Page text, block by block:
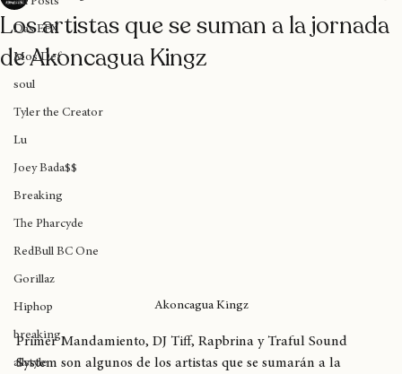
All Posts
Das EFX
Mos Def
soul
Tyler the Creator
Lu
Joey Bada$$
Breaking
The Pharcyde
RedBull BC One
Gorillaz
Hiphop
breaking
Los artistas que se suman a la jornada
de Akoncagua Kingz
Knowledge Chile
Primer Mandamiento, DJ Tiff, Rapbrina y Traful Sound